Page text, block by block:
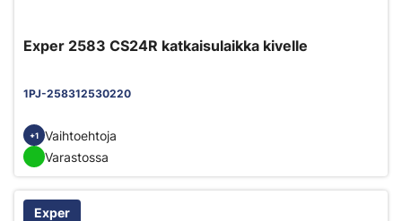
Exper 2583 CS24R katkaisulaikka kivelle
1PJ-258312530220
+1
Vaihtoehtoja
Varastossa
Exper